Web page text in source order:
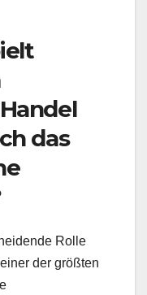
das
Rolle
der größten